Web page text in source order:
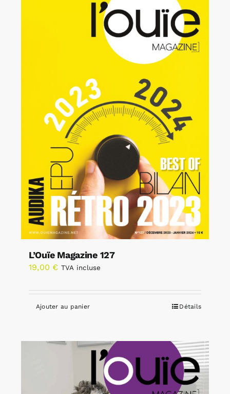
L’Ouïe Magazine 127
19,00 € TVA incluse
Ajouter au panier Détails